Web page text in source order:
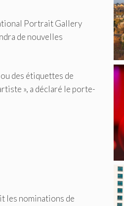
Portrait Gallery
de nouvelles
des étiquettes de
», a déclaré le porte-
les nominations de